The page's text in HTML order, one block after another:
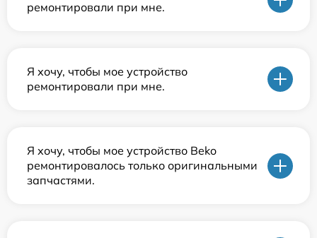
ремонтировали при мне.
Я хочу, чтобы мое устройство
ремонтировали при мне.
Я хочу, чтобы мое устройство Beko
ремонтировалось только оригинальными
запчастями.